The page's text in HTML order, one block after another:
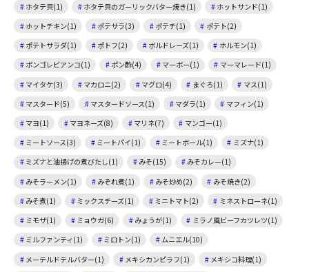
ホタテ貝(1)
ホタテ貝のガーリックバター焼き(1)
ホットサンド(1)
ホットチキン(1)
ポテサラ(3) ポテチ(1)
ポテト(2)
ポテトサラダ(1)
ポトフ(2) ボルドレーズ(1)
ホルモン(1)
ボンゴレビアンコ(1)
ポン酢(4) マーボー(1)
マーマレード(1)
マイタケ(3)
マカロニ(2) マグロ(4) まぐろ(1)
マス(1)
マスタード(5)
マスタードソース(1) マダラ(1)
マフィン(1)
マヨ(1)
マヨネーズ(8) マリネ(7)
マンゴー(1)
ミートソース(3)
ミートパイ(1) ミートボール(1)
ミズナ(1)
ミズナと油揚げの煮びたし(1)
みそ(15)
みそカレー(1)
みそラーメン(1)
みぞれ煮(1) みそ炒め(2)
みそ焼き(2)
みそ煮(1)
ミックスチーズ(1) ミニトマト(2)
ミネストローネ(1)
ミモザ(1)
ミョウガ(6) みょうが(1)
ミラノ風ビーフカツレツ(1)
ミルファンティ(1)
ミロトン(1)
ムニエル(10)
メーテルドテルバター(1)
メキシカンピラフ(1)
メキシコ料理(1)